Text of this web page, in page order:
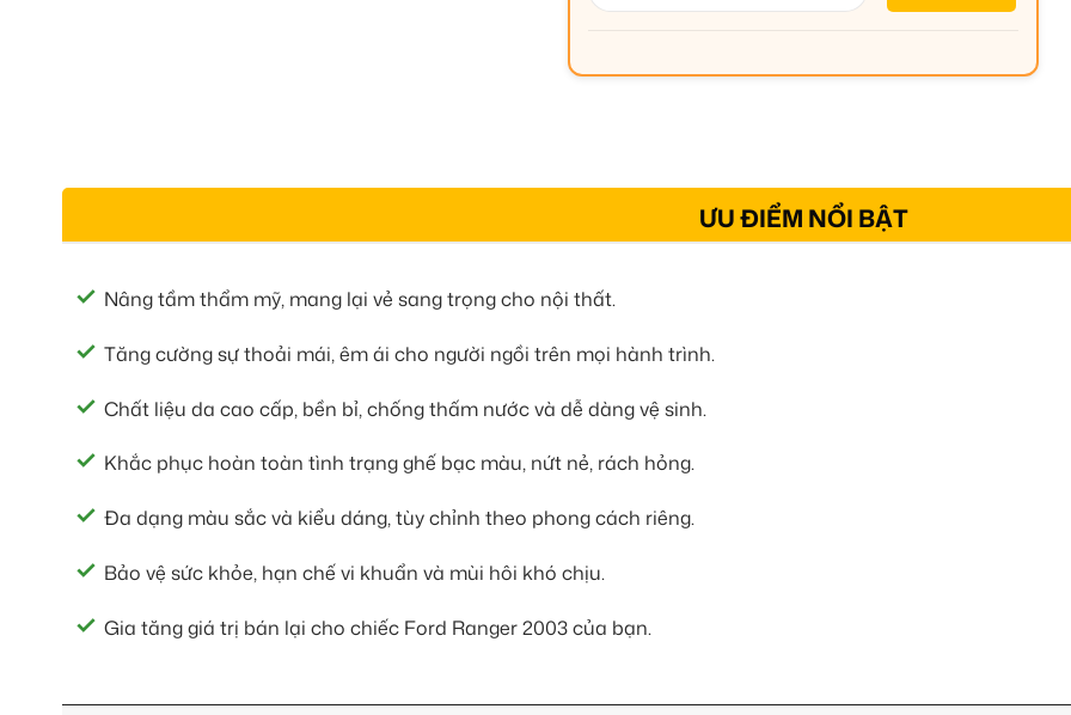
ƯU ĐIỂM NỔI BẬT
Nâng tầm thẩm mỹ, mang lại vẻ sang trọng cho nội thất.
Tăng cường sự thoải mái, êm ái cho người ngồi trên mọi hành trình.
Chất liệu da cao cấp, bền bỉ, chống thấm nước và dễ dàng vệ sinh.
Khắc phục hoàn toàn tình trạng ghế bạc màu, nứt nẻ, rách hỏng.
Đa dạng màu sắc và kiểu dáng, tùy chỉnh theo phong cách riêng.
Bảo vệ sức khỏe, hạn chế vi khuẩn và mùi hôi khó chịu.
Gia tăng giá trị bán lại cho chiếc Ford Ranger 2003 của bạn.